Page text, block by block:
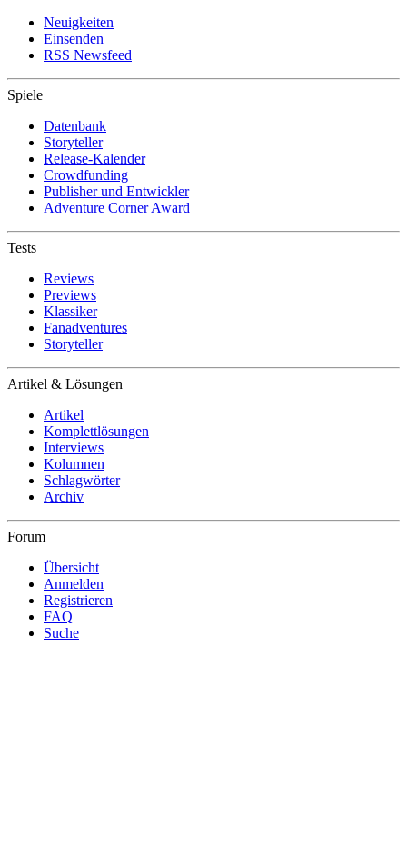
Neuigkeiten
Einsenden
RSS Newsfeed
Spiele
Datenbank
Storyteller
Release-Kalender
Crowdfunding
Publisher und Entwickler
Adventure Corner Award
Tests
Reviews
Previews
Klassiker
Fanadventures
Storyteller
Artikel & Lösungen
Artikel
Komplettlösungen
Interviews
Kolumnen
Schlagwörter
Archiv
Forum
Übersicht
Anmelden
Registrieren
FAQ
Suche